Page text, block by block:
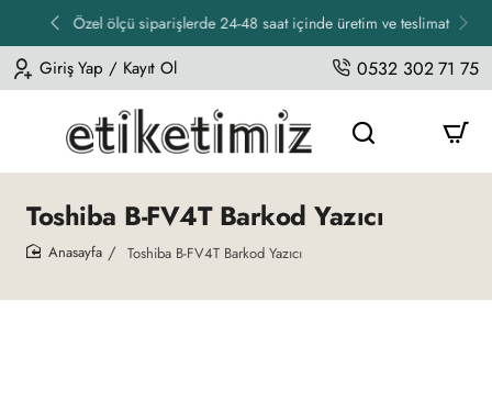
Özel ölçü siparişlerde 24-48 saat içinde üretim ve teslimat
Giriş Yap / Kayıt Ol 0532 302 71 75
Toshiba B-FV4T Barkod Yazıcı
Toshiba B-FV4T Barkod Yazıcı